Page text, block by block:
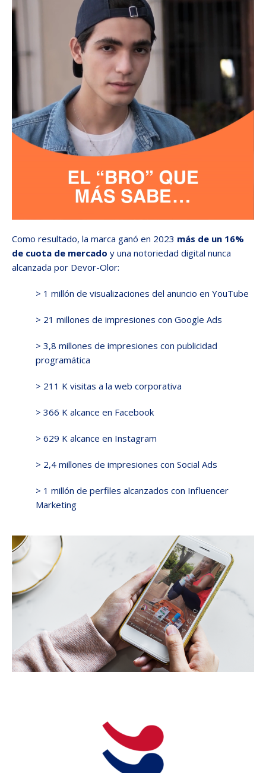
Como resultado, la marca ganó en 2023 más de un 16%
de cuota de mercado y una notoriedad digital nunca
alcanzada por Devor-Olor:
> 1 millón de visualizaciones del anuncio en YouTube
> 21 millones de impresiones con Google Ads
> 3,8 millones de impresiones con publicidad
programática
> 211 K visitas a la web corporativa
> 366 K alcance en Facebook
> 629 K alcance en Instagram
> 2,4 millones de impresiones con Social Ads
> 1 millón de perfiles alcanzados con Influencer
Marketing